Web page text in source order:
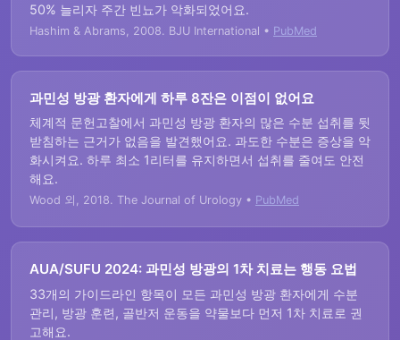
50% 늘리자 주간 빈뇨가 악화되었어요.
Hashim & Abrams, 2008. BJU International • PubMed
과민성 방광 환자에게 하루 8잔은 이점이 없어요
체계적 문헌고찰에서 과민성 방광 환자의 많은 수분 섭취를 뒷
받침하는 근거가 없음을 발견했어요. 과도한 수분은 증상을 악
화시켜요. 하루 최소 1리터를 유지하면서 섭취를 줄여도 안전
해요.
Wood 외, 2018. The Journal of Urology • PubMed
AUA/SUFU 2024: 과민성 방광의 1차 치료는 행동 요법
33개의 가이드라인 항목이 모든 과민성 방광 환자에게 수분
관리, 방광 훈련, 골반저 운동을 약물보다 먼저 1차 치료로 권
고해요.